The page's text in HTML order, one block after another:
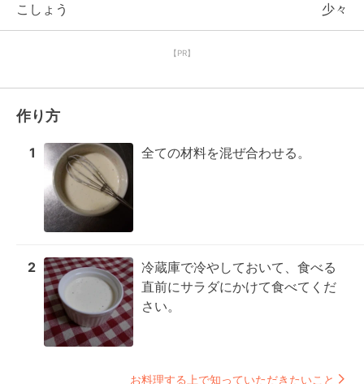
こしょう 少々
【PR】
作り方
1 全ての材料を混ぜ合わせる。
2
冷蔵庫で冷やしておいて、食べる
直前にサラダにかけて食べてくだ
さい。
お料理する上で知っていただきたいこと